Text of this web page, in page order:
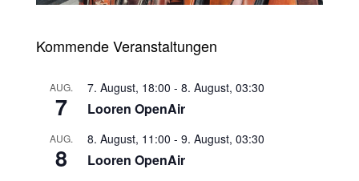
Kommende Veranstaltungen
AUG.
7
7. August, 18:00 - 8. August, 03:30
Looren OpenAir
AUG.
8
8. August, 11:00 - 9. August, 03:30
Looren OpenAir